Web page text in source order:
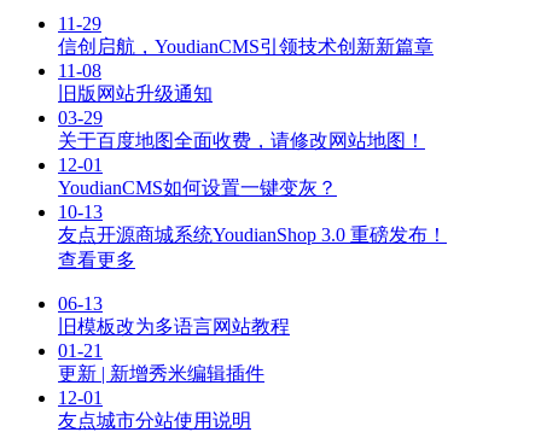
11-29
信创启航，YoudianCMS引领技术创新新篇章
11-08
旧版网站升级通知
03-29
关于百度地图全面收费，请修改网站地图！
12-01
YoudianCMS如何设置一键变灰？
10-13
友点开源商城系统YoudianShop 3.0 重磅发布！
查看更多
06-13
旧模板改为多语言网站教程
01-21
更新 | 新增秀米编辑插件
12-01
友点城市分站使用说明